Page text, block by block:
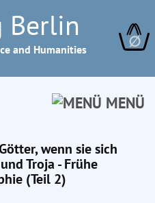
Berlin
and Humanities ∅
MENÜ
wenn sie sich
Troja - Frühe
(Teil 2)